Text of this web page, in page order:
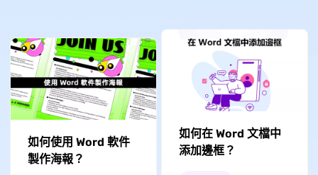
如何使用 Word 軟件
製作海報？
如何在 Word 文檔中
添加邊框？